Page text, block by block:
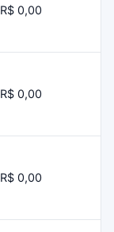
R$ 0,00
R$ 0,00
R$ 0,00